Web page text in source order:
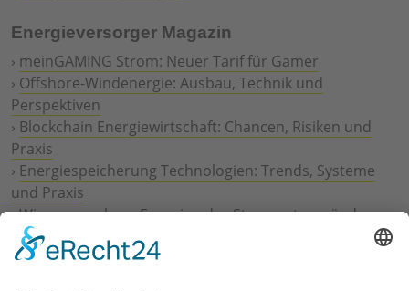
Energieversorger Magazin
› meinGAMING Strom: Neuer Tarif für Gamer
› Offshore-Windenergie: Ausbau, Technik und
Perspektiven
› Blockchain Energiewirtschaft: Chancen, Risiken und
Praxis
› Energiespeicherung Technologien: Trends, Systeme
und Praxis
›Wie erneuerbare Energien das Stromnetz verändern
Digitalisierung Energiewirtschaft: Effizienz, Netze und
Prozesse